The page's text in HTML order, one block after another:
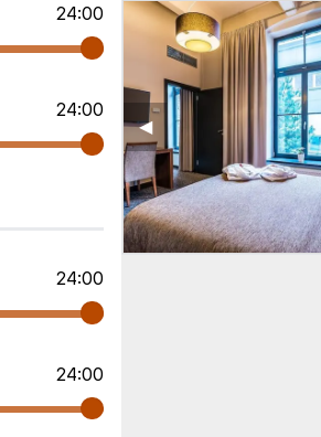
24:00
24:00
24:00
24:00
◀︎